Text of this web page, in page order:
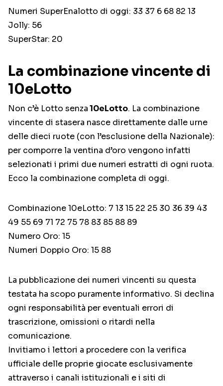
Numeri SuperEnalotto di oggi: 33 37 6 68 82 13
Jolly: 56
SuperStar: 20
La combinazione vincente di
10eLotto
Non c’è Lotto senza10eLotto. La combinazione
vincente di stasera nasce direttamente dalle urne
delle dieci ruote (con l’esclusione della Nazionale):
per comporre la ventina d’oro vengono infatti
selezionati i primi due numeri estratti di ogni ruota.
Ecco la combinazione completa di oggi.
Combinazione 10eLotto: 7 13 15 22 25 30 36 39 43
49 55 69 71 72 75 78 83 85 88 89
Numero Oro: 15
Numeri Doppio Oro: 15 88
La pubblicazione dei numeri vincenti su questa
testata ha scopo puramente informativo. Si declina
ogni responsabilità per eventuali errori di
trascrizione, omissioni o ritardi nella
comunicazione.
Invitiamo i lettori a procedere con la verifica
ufficiale delle proprie giocate esclusivamente
attraverso i canali istituzionali e i siti di